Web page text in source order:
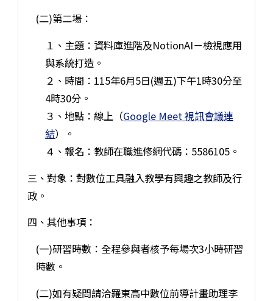
(二)第二場：
１、主題：資料庫進階及NotionAI－檢視應用
與系統打造。
２、時間：115年6月5日(週五)下午1時30分至
4時30分。
３、地點：線上（Google Meet 視訊會議連
結）。
４、報名：教師在職進修網代碼：5586105。
三、對象：對數位工具融入教學有興趣之教師及行
政。
四、其他事項：
(一)研習時數：全程參與者核予每場次3小時研習
時數。
(二)如有疑問請洽羅東高中數位前導計畫助理李